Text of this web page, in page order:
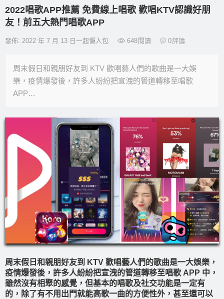
2022唱歌APP推薦 免費線上唱歌 歡唱KTV認識好朋
友！前五大熱門唱歌APP
發佈: 2022 年 7 月 13 日一起懶人包 648 閱讀 0評論
周末假日和親朋好友到 KTV 歡唱藝人們的歌曲是一大娛
樂，疫情爆發後，許多人紛紛把宣洩的管道轉移至唱歌
APP…
周末假日和親朋好友到 KTV 歡唱藝人們的歌曲是一大娛樂，
疫情爆發後，許多人紛紛把宣洩的管道轉移至唱歌 APP 中，
雖然沒有相聚的感覺，但基本的唱歌及社交功能是一定有
的，除了有不用出門就能高歌一曲的方便性外，甚至還可以